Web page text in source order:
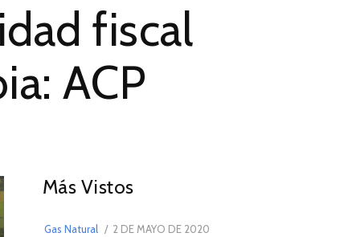
fiscal
ACP
Más Vistos
Gas Natural
POSTED
2 DE MAYO DE 2020